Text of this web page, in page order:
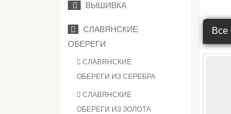
ВЫШИВКА
СЛАВЯНСКИЕ
ОБЕРЕГИ
СЛАВЯНСКИЕ
ОБЕРЕГИ ИЗ СЕРЕБРА
СЛАВЯНСКИЕ
ОБЕРЕГИ ИЗ ЗОЛОТА
Все